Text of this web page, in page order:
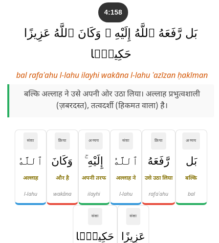
4:158
بَل رَّفَعَهُ ٱللَّهُ إِلَيْهِ ۚ وَكَانَ ٱللَّهُ عَزِيزًا
حَكِيمًۭا
bal rafaʿahu l-lahu ilayhi wakāna l-lahu ʿazīzan ḥakīman
बल्कि अल्लाह ने उसे अपनी ओर उठा लिया। अल्लाह प्रभुत्वशाली
(ज़बरदस्त), तत्वदर्शी (हिकमत वाला) है।
अव्यय
بَل
बल्कि
bal
क्रिया
رَّفَعَهُ
उसे उठा लिया
rafaʿahu
संज्ञा
ٱللَّهُ
अल्लाह ने
l-lahu
अव्यय
إِلَيْهِ ۚ
अपनी तरफ
ilayhi
क्रिया
وَكَانَ
और है
wakāna
संज्ञा
ٱللَّهُ
अल्लाह
l-lahu
संज्ञा
عَزِيزًا
संज्ञा
حَكِيمًۭا